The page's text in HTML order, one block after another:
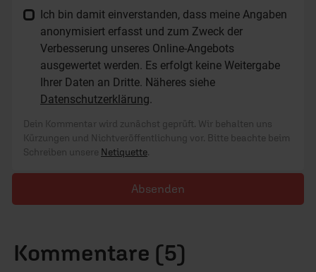
Ich bin damit einverstanden, dass meine Angaben
anonymisiert erfasst und zum Zweck der
Verbesserung unseres Online-Angebots
ausgewertet werden. Es erfolgt keine Weitergabe
Ihrer Daten an Dritte. Näheres siehe
Datenschutzerklärung.
Dein Kommentar wird zunächst geprüft. Wir behalten uns
Kürzungen und Nichtveröffentlichung vor. Bitte beachte beim
Schreiben unsere Netiquette.
Absenden
Kommentare (5)